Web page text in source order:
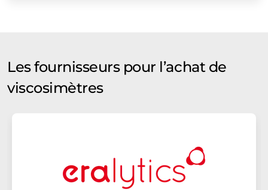
Les fournisseurs pour l’achat de
viscosimètres